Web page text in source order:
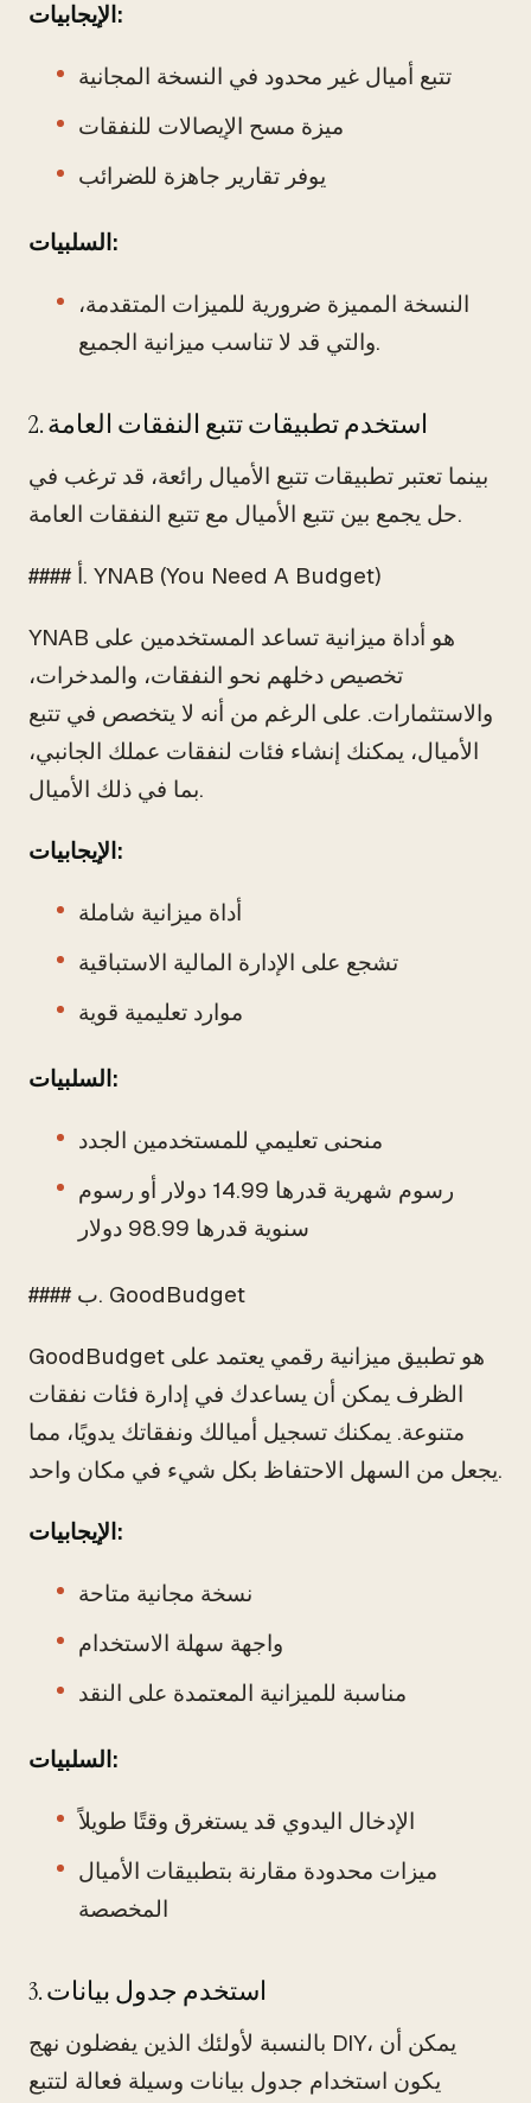
الإيجابيات:
تتبع أميال غير محدود في النسخة المجانية
ميزة مسح الإيصالات للنفقات
يوفر تقارير جاهزة للضرائب
السلبيات:
النسخة المميزة ضرورية للميزات المتقدمة،
والتي قد لا تناسب ميزانية الجميع.
2. استخدم تطبيقات تتبع النفقات العامة
بينما تعتبر تطبيقات تتبع الأميال رائعة، قد ترغب في
حل يجمع بين تتبع الأميال مع تتبع النفقات العامة.
#### أ. YNAB (You Need A Budget)
YNAB هو أداة ميزانية تساعد المستخدمين على
تخصيص دخلهم نحو النفقات، والمدخرات،
والاستثمارات. على الرغم من أنه لا يتخصص في تتبع
الأميال، يمكنك إنشاء فئات لنفقات عملك الجانبي،
بما في ذلك الأميال.
الإيجابيات:
أداة ميزانية شاملة
تشجع على الإدارة المالية الاستباقية
موارد تعليمية قوية
السلبيات:
منحنى تعليمي للمستخدمين الجدد
رسوم شهرية قدرها 14.99 دولار أو رسوم
سنوية قدرها 98.99 دولار
#### ب. GoodBudget
GoodBudget هو تطبيق ميزانية رقمي يعتمد على
الظرف يمكن أن يساعدك في إدارة فئات نفقات
متنوعة. يمكنك تسجيل أميالك ونفقاتك يدويًا، مما
يجعل من السهل الاحتفاظ بكل شيء في مكان واحد.
الإيجابيات:
نسخة مجانية متاحة
واجهة سهلة الاستخدام
مناسبة للميزانية المعتمدة على النقد
السلبيات:
الإدخال اليدوي قد يستغرق وقتًا طويلاً
ميزات محدودة مقارنة بتطبيقات الأميال
المخصصة
3. استخدم جدول بيانات
بالنسبة لأولئك الذين يفضلون نهج DIY، يمكن أن
يكون استخدام جدول بيانات وسيلة فعالة لتتبع